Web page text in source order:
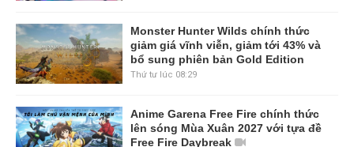
Monster Hunter Wilds chính thức
giảm giá vĩnh viễn, giảm tới 43% và
bổ sung phiên bản Gold Edition
Thứ tư lúc 08:29
Anime Garena Free Fire chính thức
lên sóng Mùa Xuân 2027 với tựa đề
Free Fire Daybreak